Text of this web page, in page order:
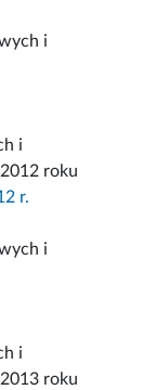
i
i
roku
r.
i
i
roku